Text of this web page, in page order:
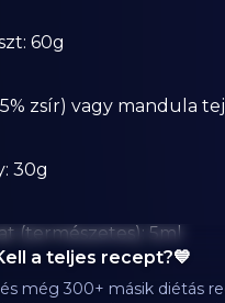
60g
zsír) vagy mandula
30g
(természetes): 5ml
a teljes recept?💙
még 300+ másik diétás